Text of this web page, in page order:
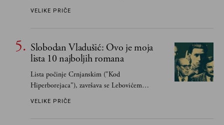
južnoslovenske književnosti
VELIKE PRIČE
Slobodan Vladušić: Ovo je moja
lista 10 najboljih romana
Lista počinje Crnjanskim ("Kod
Hiperborejaca"), završava se Lebovićem
("Semper idem")...
VELIKE PRIČE